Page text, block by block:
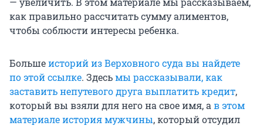
как правильно рассчитать сумму алиментов,
чтобы соблюсти интересы ребенка.
Большеисторий из Верховного суда вы найдете
по этой ссылке. Здесьмы рассказывали, как
заставить непутевого друга выплатить кредит,
который вы взяли для него на свое имя, ав этом
материале история мужчины, который отсудил